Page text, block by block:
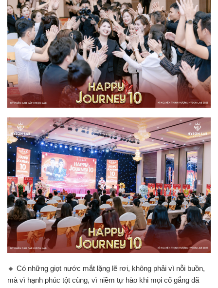
🔸 Có những giọt nước mắt lặng lẽ rơi, không phải vì nỗi buồn,
mà vì hạnh phúc tột cùng, vì niềm tự hào khi mọi cố gắng đã